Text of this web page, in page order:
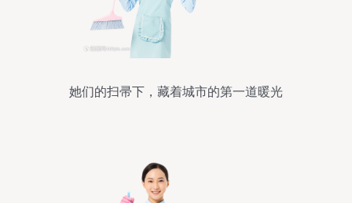
她们的扫帚下，藏着城市的第一道暖光